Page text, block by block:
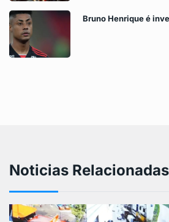
Bruno Henrique é
Noticias Relacionadas